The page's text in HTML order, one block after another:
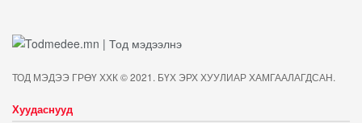
ТОД МЭДЭЭ ГРӨҮ ХХК © 2021. БҮХ ЭРХ ХУУЛИАР ХАМГААЛАГДСАН.
Хуудаснууд